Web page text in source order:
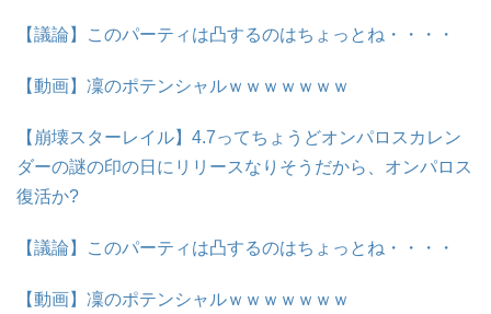
【議論】このパーティは凸するのはちょっとね・・・・
【動画】凜のポテンシャルｗｗｗｗｗｗｗ
【崩壊スターレイル】4.7ってちょうどオンパロスカレン
ダーの謎の印の日にリリースなりそうだから、オンパロス
復活か?
【議論】このパーティは凸するのはちょっとね・・・・
【動画】凜のポテンシャルｗｗｗｗｗｗｗ